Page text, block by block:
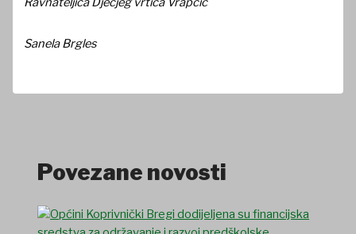
Sanela Brgles
Povezane novosti